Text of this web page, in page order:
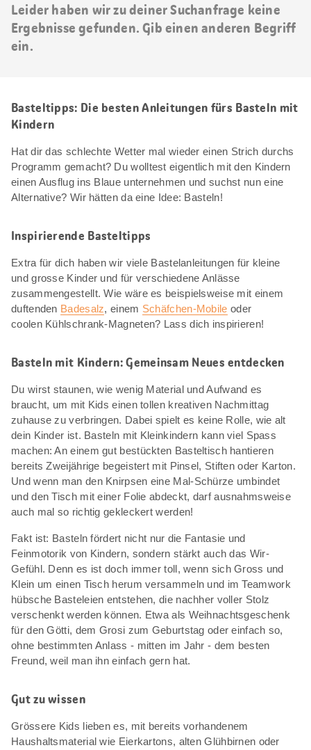
Leider haben wir zu deiner Suchanfrage keine
Ergebnisse gefunden. Gib einen anderen Begriff
ein.
Basteltipps: Die besten Anleitungen fürs Basteln mit
Kindern
Hat dir das schlechte Wetter mal wieder einen Strich durchs
Programm gemacht? Du wolltest eigentlich mit den Kindern
einen Ausflug ins Blaue unternehmen und suchst nun eine
Alternative? Wir hätten da eine Idee: Basteln!
Inspirierende Basteltipps
Extra für dich haben wir viele Bastelanleitungen für kleine
und grosse Kinder und für verschiedene Anlässe
zusammengestellt. Wie wäre es beispielsweise mit einem
duftenden Badesalz, einem Schäfchen-Mobile oder
coolen Kühlschrank-Magneten? Lass dich inspirieren!
Basteln mit Kindern: Gemeinsam Neues entdecken
Du wirst staunen, wie wenig Material und Aufwand es
braucht, um mit Kids einen tollen kreativen Nachmittag
zuhause zu verbringen. Dabei spielt es keine Rolle, wie alt
dein Kinder ist. Basteln mit Kleinkindern kann viel Spass
machen: An einem gut bestückten Basteltisch hantieren
bereits Zweijährige begeistert mit Pinsel, Stiften oder Karton.
Und wenn man den Knirpsen eine Mal-Schürze umbindet
und den Tisch mit einer Folie abdeckt, darf ausnahmsweise
auch mal so richtig gekleckert werden!
Fakt ist: Basteln fördert nicht nur die Fantasie und
Feinmotorik von Kindern, sondern stärkt auch das Wir-
Gefühl. Denn es ist doch immer toll, wenn sich Gross und
Klein um einen Tisch herum versammeln und im Teamwork
hübsche Basteleien entstehen, die nachher voller Stolz
verschenkt werden können. Etwa als Weihnachtsgeschenk
für den Götti, dem Grosi zum Geburtstag oder einfach so,
ohne bestimmten Anlass - mitten im Jahr - dem besten
Freund, weil man ihn einfach gern hat.
Gut zu wissen
Grössere Kids lieben es, mit bereits vorhandenem
Haushaltsmaterial wie Eierkartons, alten Glühbirnen oder